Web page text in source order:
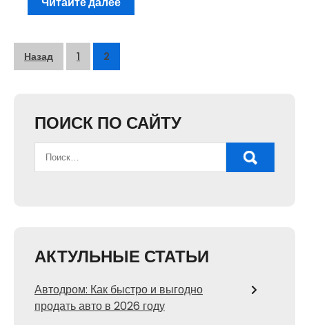
Пагинация
Назад 1 2
ПОИСК ПО САЙТУ
АКТУЛЬНЫЕ СТАТЬИ
Автодром: Как быстро и выгодно
продать авто в 2026 году